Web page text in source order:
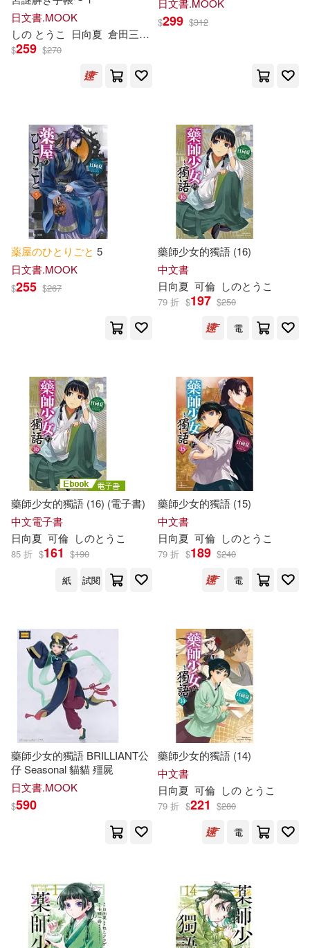
日文書.MOOK
しの と うこ 日向夏 倉田三ノ路
$259 $270
日文書.MOOK
$299 $312
薬屋のひと り ごと 5
日文書.MOOK
$255 $267
藥師少女的獨語 (16)
中文書
日向夏 可倫 しのと うこ
79 折 $197 $250
電
藥師少女的獨語 (16) (電子書)
中文電子書
日向夏 可倫 しのと うこ
85 折 $161 $190
紙
試閱
藥師少女的獨語 (15)
中文書
日向夏 可倫 しのと うこ
79 折 $189 $240
電
藥師少女的獨語 BRILLIANT公
仔 Seasonal 貓貓 殭屍
日文書.MOOK
$590
藥師少女的獨語 (14)
中文書
日向夏 可倫 しの と うこ
79 折 $221 $280
電